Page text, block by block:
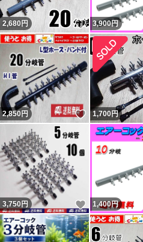
2,680円 いいね！
3,900円
2,850円 いいね！
1,700円
3,750円 いいね！
1,400円